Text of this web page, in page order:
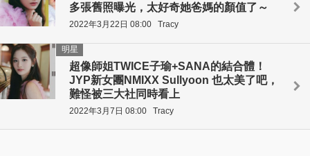
多張舊照曝光，太好奇她爸媽的顏值了～
2022年3月22日 08:00 Tracy
超像師姐TWICE子瑜+SANA的結合體！
JYP新女團NMIXX Sullyoon 也太美了吧，
難怪被三大社同時看上
明星
2022年3月7日 08:00 Tracy